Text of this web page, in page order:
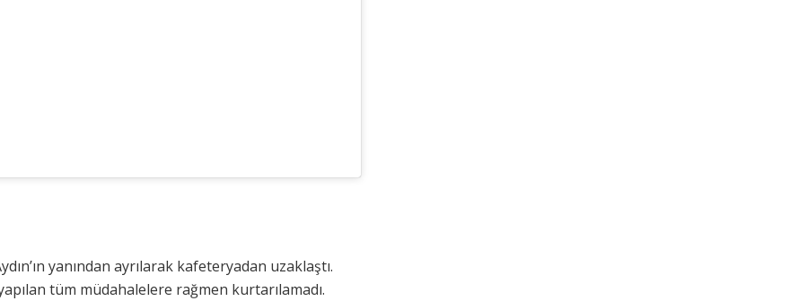
yanından ayrılarak kafeteryadan uzaklaştı.
tüm müdahalelere rağmen kurtarılamadı.